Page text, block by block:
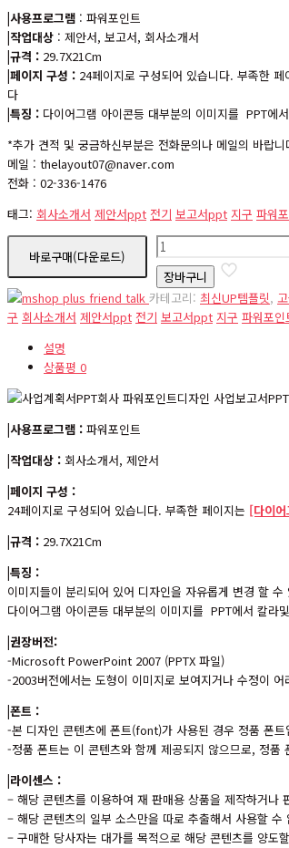
|사용프로그램 : 파워포인트
|작업대상 : 제안서, 보고서, 회사소개서
|규격 : 29.7X21Cm
|페이지 구성 : 24페이지로 구성되어 있습니다. 부족한 페
다
|특징 : 다이어그램 아이콘등 대부분의 이미지를 PPT에
*추가 견적 및 궁금하신부분은 전화문의나 메일의 바랍니
메일 : thelayout07@naver.com
전화 : 02-336-1476
태그: 회사소개서 제안서ppt 전기 보고서ppt 지구 파워
바로구매(다운로드)
pb00157
수
량장바구니
카테고리: 최신UP템플릿,
구 회사소개서 제안서ppt 전기 보고서ppt 지구 파워포인
설명
상품평 0
|사용프로그램 : 파워포인트
|작업대상 : 회사소개서, 제안서
|페이지 구성 :
24페이지로 구성되어 있습니다. 부족한 페이지는 [다이
|규격 : 29.7X21Cm
|특징 :
이미지들이 분리되어 있어 디자인을 자유롭게 변경 할 수
다이어그램 아이콘등 대부분의 이미지를 PPT에서 칼라
|권장버전:
-Microsoft PowerPoint 2007 (PPTX 파일)
-2003버전에서는 도형이 이미지로 보여지거나 수정이 어
|폰트 :
-본 디자인 콘텐츠에 폰트(font)가 사용된 경우 정품 폰
-정품 폰트는 이 콘텐츠와 함께 제공되지 않으므로, 정
|라이센스 :
– 해당 콘텐츠를 이용하여 재 판매용 상품을 제작하거나
– 해당 콘텐츠의 일부 소스만을 따로 추출해서 사용할 수
– 구매한 당사자는 대가를 목적으로 해당 콘텐츠를 양도